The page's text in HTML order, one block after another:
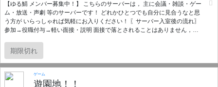
【ゆる鯖 メンバー募集中！】 こちらのサーバーは， 主に会議・雑談・ゲー
ム・放送・声劇 等のサーバーです！ どれかひとつでも自分に見合うなと思
う方が いらっしゃれば気軽にお入りください！ 〖サーバー入室後の流れ〗
参加→役職付与→軽い面接・説明 面接で落とされることはありません，説
方 ・雑談好きな方 ・ゲーム好きな方 ・放送類，声劇等が好きな方 ・声フ
ェチな方 等々，お待ちしてます！ ※第五人格・Apexの割合多め 〖主な成
分〗雑談，会議， ゲーム，配信，声劇 〖品名〗ゆる鯖 〖原材料名〗第五人
格(identityV)，Apex，ARK，マイクラ，PUBG mobile，DAYZ，FGO，コン
パス，etc... 〖内容量〗85名
期限切れ
ゲーム
遊園地！！